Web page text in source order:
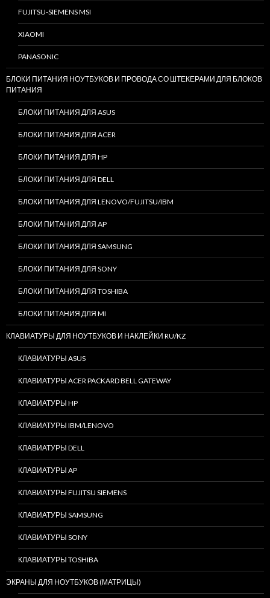
FUJITSU-SIEMENS MSI
XIAOMI
PANASONIC
БЛОКИ ПИТАНИЯ НОУТБУКОВ И ПРОВОДА СО ШТЕКЕРАМИ ДЛЯ БЛОКОВ
ПИТАНИЯ
БЛОКИ ПИТАНИЯ ДЛЯ ASUS
БЛОКИ ПИТАНИЯ ДЛЯ ACER
БЛОКИ ПИТАНИЯ ДЛЯ HP
БЛОКИ ПИТАНИЯ ДЛЯ DELL
БЛОКИ ПИТАНИЯ ДЛЯ LENOVO/FUJITSU/IBM
БЛОКИ ПИТАНИЯ ДЛЯ AP
БЛОКИ ПИТАНИЯ ДЛЯ SAMSUNG
БЛОКИ ПИТАНИЯ ДЛЯ SONY
БЛОКИ ПИТАНИЯ ДЛЯ TOSHIBA
БЛОКИ ПИТАНИЯ ДЛЯ MI
КЛАВИАТУРЫ ДЛЯ НОУТБУКОВ И НАКЛЕЙКИ RU/KZ
КЛАВИАТУРЫ ASUS
КЛАВИАТУРЫ ACER PACKARD BELL GATEWAY
КЛАВИАТУРЫ HP
КЛАВИАТУРЫ IBM/LENOVO
КЛАВИАТУРЫ DELL
КЛАВИАТУРЫ AP
КЛАВИАТУРЫ FUJITSU SIEMENS
КЛАВИАТУРЫ SAMSUNG
КЛАВИАТУРЫ SONY
КЛАВИАТУРЫ TOSHIBA
ЭКРАНЫ ДЛЯ НОУТБУКОВ (МАТРИЦЫ)